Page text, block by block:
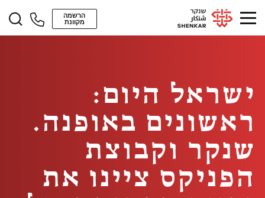
הרשמה
מקוונת
ישראל היום:
ראשונים באופנה.
שנקר וקבוצת
הפניקס ציינו את